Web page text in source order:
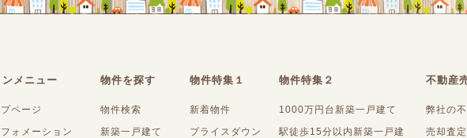
ンメニュー
プページ
ォメーション
物件を探す
物件検索
新築一戸建て
物件特集１
新着物件
プライスダウン
物件特集２
1000万円台新築一戸建て
駅徒歩15分以内新築一戸建
不動産
弊社の
売却査定